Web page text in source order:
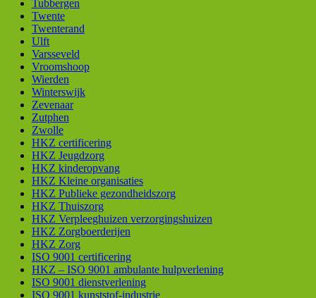
Tubbergen
Twente
Twenterand
Ulft
Varsseveld
Vroomshoop
Wierden
Winterswijk
Zevenaar
Zutphen
Zwolle
HKZ certificering
HKZ Jeugdzorg
HKZ kinderopvang
HKZ Kleine organisaties
HKZ Publieke gezondheidszorg
HKZ Thuiszorg
HKZ Verpleeghuizen verzorgingshuizen
HKZ Zorgboerderijen
HKZ Zorg
ISO 9001 certificering
HKZ – ISO 9001 ambulante hulpverlening
ISO 9001 dienstverlening
ISO 9001 kunststof-industrie